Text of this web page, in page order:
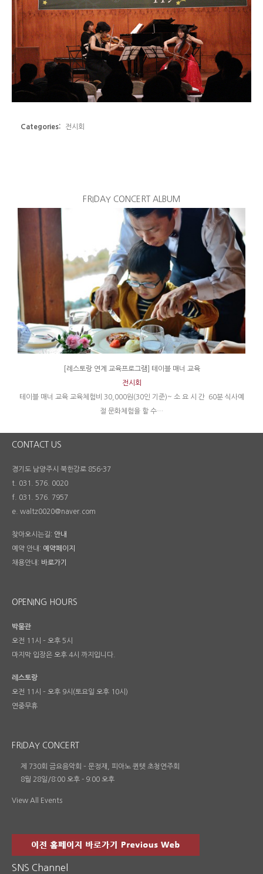
Categories: 전시회
FRIDAY CONCERT ALBUM
[레스토랑 연계 교육프로그램] 테이블 매너 교육
전시회
테이블 매너 교육 교육체험비 30,000원(30인 기준)~ 소 요 시 간 60분 식사예
절 문화체험을 할 수…
CONTACT US
경기도 남양주시 북한강로 856-37
t. 031. 576. 0020
f. 031. 576. 7957
e. waltz0020@naver.com
찾아오시는길: 안내
예약 안내: 예약페이지
채용안내: 바로가기
OPENING HOURS
박물관
오전 11시 – 오후 5시
마지막 입장은 오후 4시 까지입니다.
레스토랑
오전 11시 – 오후 9시(토요일 오후 10시)
연중무휴
FRIDAY CONCERT
제 730회 금요음악회 – 문정재, 피아노 퀸텟 초청연주회
8월 28일/8:00 오후 - 9:00 오후
View All Events
SNS Channel